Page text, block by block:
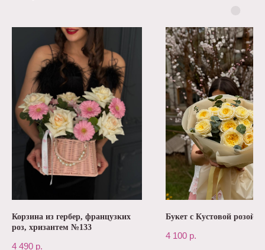
Корзина из гербер, французких
роз, хризантем №133
4 490 р.
Букет с Кустовой розой
4 100 р.